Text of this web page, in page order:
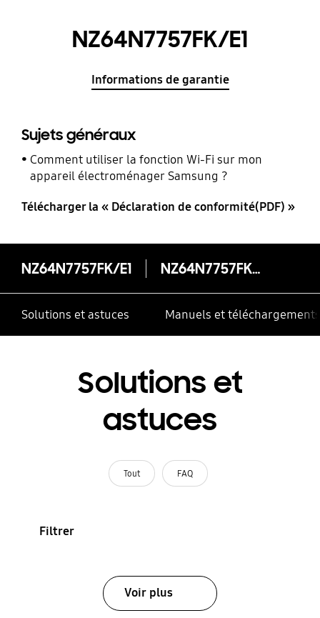
NZ64N7757FK/E1
Informations de garantie
Sujets généraux
Comment utiliser la fonction Wi-Fi sur mon
appareil électroménager Samsung ?
Télécharger la « Déclaration de conformité(PDF) »
NZ64N7757FK/E1 NZ64N7757FK/E1
Solutions et astuces Manuels et téléchargements
Solutions et
astuces
Tout FAQ
Filtrer
Voir plus